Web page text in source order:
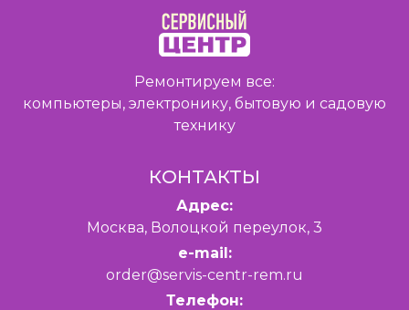
Ремонтируем все:
компьютеры, электронику, бытовую и садовую
технику
КОНТАКТЫ
Адрес:
Москва, Волоцкой переулок, 3
e-mail:
order@servis-centr-rem.ru
Телефон: